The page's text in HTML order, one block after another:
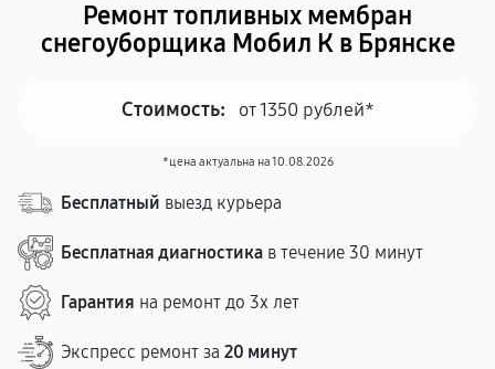
Ремонт топливных мембран
снегоуборщика Мобил К в Брянске
Стоимость: от 1350 рублей*
*цена актуальна на 10.08.2026
Бесплатный выезд курьера
Бесплатная диагностика в течение 30 минут
Гарантия на ремонт до 3х лет
Экспресс ремонт за 20 минут